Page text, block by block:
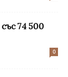
74 500
0